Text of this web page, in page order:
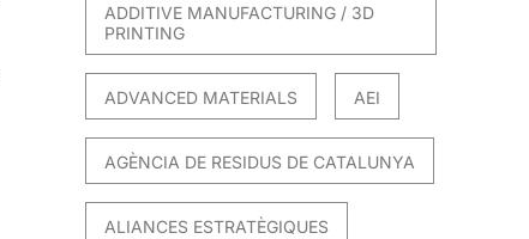
ADDITIVE MANUFACTURING / 3D
PRINTING
ADVANCED MATERIALS AEI
AGÈNCIA DE RESIDUS DE CATALUNYA
ALIANCES ESTRATÈGIQUES